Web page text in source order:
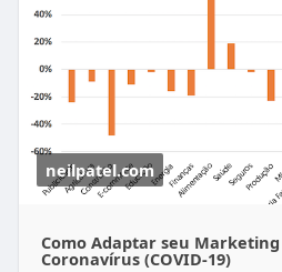
neilpatel.com
Como Adaptar seu
Coronavírus (COVID-19)